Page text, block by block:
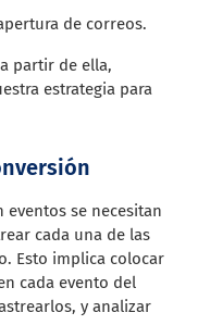
de correos.
partir de ella,
estrategia para
eventos se necesitan
cada una de las
Esto implica colocar
cada evento del
y analizar